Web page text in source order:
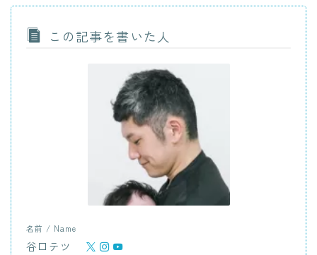
この記事を書いた人
名前 / Name
谷口テツ